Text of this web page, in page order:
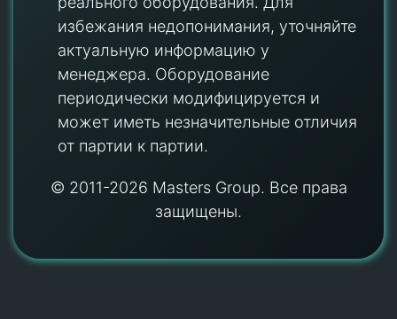
избежания недопонимания, уточняйте
актуальную информацию у
менеджера. Оборудование
периодически модифицируется и
может иметь незначительные отличия
от партии к партии.
© 2011-2026 Masters Group. Все права
защищены.